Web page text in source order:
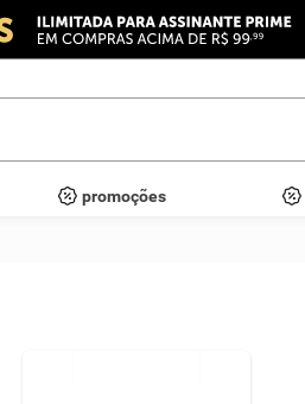
promoções